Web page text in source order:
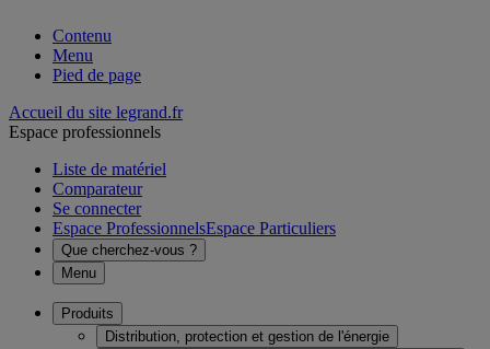
Contenu
Menu
Pied de page
Accueil du site legrand.fr
Espace professionnels
Liste de matériel
Comparateur
Se connecter
Espace ProfessionnelsEspace Particuliers
Que cherchez-vous ?
Menu
Produits
Distribution, protection et gestion de l'énergie